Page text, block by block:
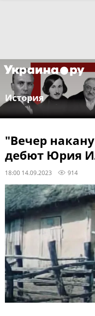
История
"Вечер
дебют Юрия
18:00 14.09.2023 914